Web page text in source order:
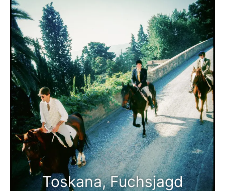
Toskana, Fuchsjagd